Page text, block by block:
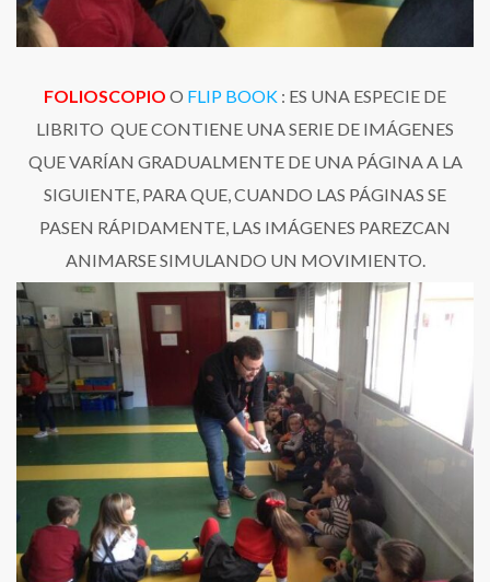
FOLIOSCOPIO O FLIP BOOK : ES UNA ESPECIE DE
LIBRITO QUE CONTIENE UNA SERIE DE IMÁGENES
QUE VARÍAN GRADUALMENTE DE UNA PÁGINA A LA
SIGUIENTE, PARA QUE, CUANDO LAS PÁGINAS SE
PASEN RÁPIDAMENTE, LAS IMÁGENES PAREZCAN
ANIMARSE SIMULANDO UN MOVIMIENTO.